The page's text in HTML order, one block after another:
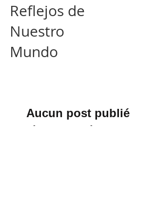
Reflejos de
Nuestro
Mundo
Aucun post publié
dans cette langue